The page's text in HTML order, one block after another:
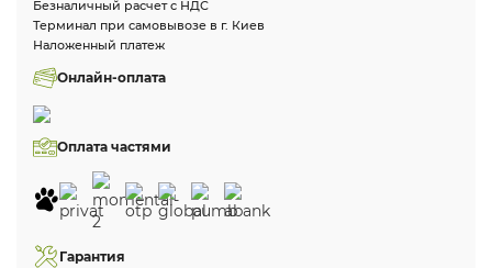
Безналичный расчет с НДС
Терминал при самовывозе в г. Киев
Наложенный платеж
Онлайн-оплата
Оплата частями
Гарантия